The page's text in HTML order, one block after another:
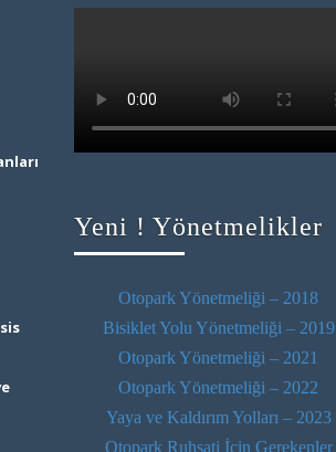
Yeni ! Yönetmelikler
Otopark Yönetmeliği – 2018
Bisiklet Yolu Yönetmeliği – 2019
Otopark Yönetmeliği – 2021
Otopark Yönetmeliği – 2022
Yaya ve Kaldırım Yolları – 2023
Otopark Ruhsati İçin Gerekenler